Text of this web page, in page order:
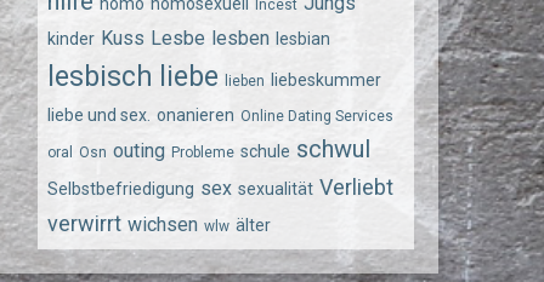
Incest
kinder Kuss Lesbe lesben lesbian
lesbisch liebe lieben
liebeskummer
liebe und sex. onanieren Online Dating Services
oral Osn outing Probleme schule schwul
Selbstbefriedigung sex sexualität Verliebt
verwirrt wichsen wlw älter